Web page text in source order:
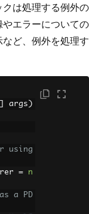
は処理する例外の
エラーについての
ど、例外を処理す
args )
using
=
n
a PD